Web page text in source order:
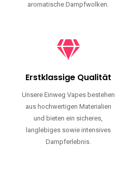
aromatische Dampfwolken.
Erstklassige Qualität
Unsere Einweg Vapes bestehen
aus hochwertigen Materialien
und bieten ein sicheres,
langlebiges sowie intensives
Dampferlebnis.